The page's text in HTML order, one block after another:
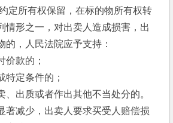
定所有权保留，在标的物所有权转
情形之一，对出卖人造成损害，出
的，人民法院应予支持：
价款的；
特定条件的；
、出质或者作出其他不当处分的。
著减少，出卖人要求买受人赔偿损